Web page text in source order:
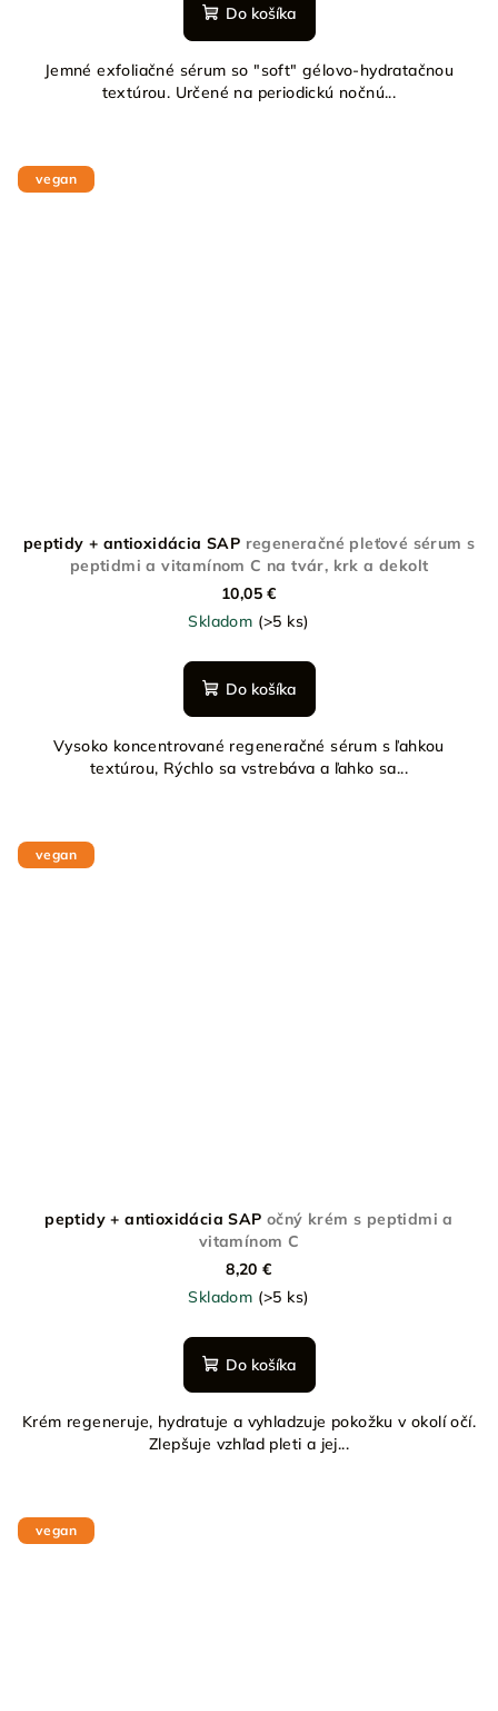
Do košíka
Jemné exfoliačné sérum so "soft" gélovo-hydratačnou
textúrou. Určené na periodickú nočnú...
vegan
peptidy + antioxidácia SAP regeneračné pleťové sérum s
peptidmi a vitamínom C na tvár, krk a dekolt
10,05 €
Skladom (>5 ks)
Do košíka
Vysoko koncentrované regeneračné sérum s ľahkou
textúrou, Rýchlo sa vstrebáva a ľahko sa...
vegan
peptidy + antioxidácia SAP očný krém s peptidmi a
vitamínom C
8,20 €
Skladom (>5 ks)
Do košíka
Krém regeneruje, hydratuje a vyhladzuje pokožku v okolí očí.
Zlepšuje vzhľad pleti a jej...
vegan